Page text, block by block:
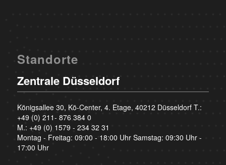
Standorte
Zentrale Düsseldorf
Königsallee 30, Kö-Center, 4. Etage, 40212 Düsseldorf T.:
+49 (0) 211- 876 384 0
M.: +49 (0) 1579 - 234 32 31
Montag - Freitag: 09:00 - 18:00 Uhr Samstag: 09:30 Uhr -
17:00 Uhr